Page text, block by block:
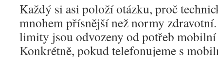
Každý si asi položí otázku, proč
mnohem přísnější než normy
limity jsou odvozeny od potřeb
Konkrétně, pokud telefonujeme s